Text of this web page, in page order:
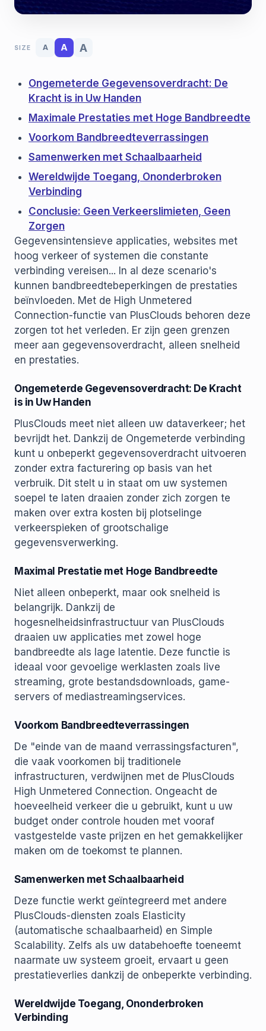
SIZE A A A
Ongemeterde Gegevensoverdracht: De
Kracht is in Uw Handen
Maximale Prestaties met Hoge Bandbreedte
Voorkom Bandbreedteverrassingen
Samenwerken met Schaalbaarheid
Wereldwijde Toegang, Ononderbroken
Verbinding
Conclusie: Geen Verkeerslimieten, Geen
Zorgen
Gegevensintensieve applicaties, websites met
hoog verkeer of systemen die constante
verbinding vereisen... In al deze scenario's
kunnen bandbreedtebeperkingen de prestaties
beïnvloeden. Met de High Unmetered
Connection-functie van PlusClouds behoren deze
zorgen tot het verleden. Er zijn geen grenzen
meer aan gegevensoverdracht, alleen snelheid
en prestaties.
Ongemeterde Gegevensoverdracht: De Kracht
is in Uw Handen
PlusClouds meet niet alleen uw dataverkeer; het
bevrijdt het. Dankzij de Ongemeterde verbinding
kunt u onbeperkt gegevensoverdracht uitvoeren
zonder extra facturering op basis van het
verbruik. Dit stelt u in staat om uw systemen
soepel te laten draaien zonder zich zorgen te
maken over extra kosten bij plotselinge
verkeerspieken of grootschalige
gegevensverwerking.
Maximal Prestatie met Hoge Bandbreedte
Niet alleen onbeperkt, maar ook snelheid is
belangrijk. Dankzij de
hogesnelheidsinfrastructuur van PlusClouds
draaien uw applicaties met zowel hoge
bandbreedte als lage latentie. Deze functie is
ideaal voor gevoelige werklasten zoals live
streaming, grote bestandsdownloads, game-
servers of mediastreamingservices.
Voorkom Bandbreedteverrassingen
De "einde van de maand verrassingsfacturen",
die vaak voorkomen bij traditionele
infrastructuren, verdwijnen met de PlusClouds
High Unmetered Connection. Ongeacht de
hoeveelheid verkeer die u gebruikt, kunt u uw
budget onder controle houden met vooraf
vastgestelde vaste prijzen en het gemakkelijker
maken om de toekomst te plannen.
Samenwerken met Schaalbaarheid
Deze functie werkt geïntegreerd met andere
PlusClouds-diensten zoals Elasticity
(automatische schaalbaarheid) en Simple
Scalability. Zelfs als uw databehoefte toeneemt
naarmate uw systeem groeit, ervaart u geen
prestatieverlies dankzij de onbeperkte verbinding.
Wereldwijde Toegang, Ononderbroken
Verbinding